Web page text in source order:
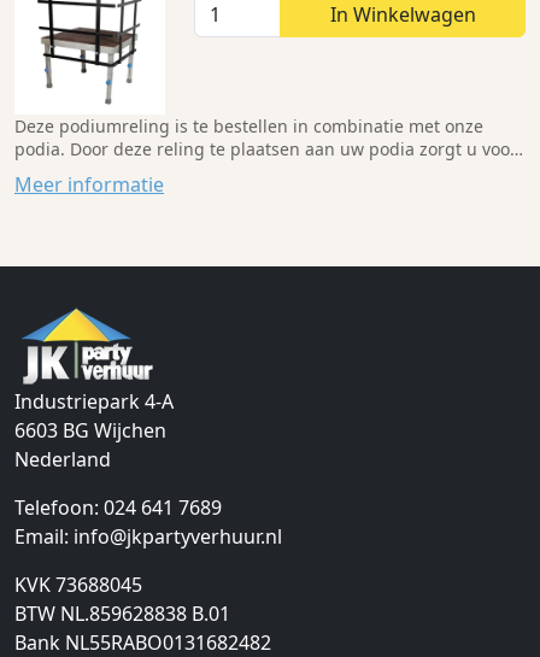
In Winkelwagen
Deze podiumreling is te bestellen in combinatie met onze
podia. Door deze reling te plaatsen aan uw podia zorgt u voor
vallen.
Meer informatie
Industriepark 4-A
6603 BG Wijchen
Nederland
Telefoon: 024 641 7689
Email: info@jkpartyverhuur.nl
KVK 73688045
BTW NL.859628838 B.01
Bank NL55RABO0131682482